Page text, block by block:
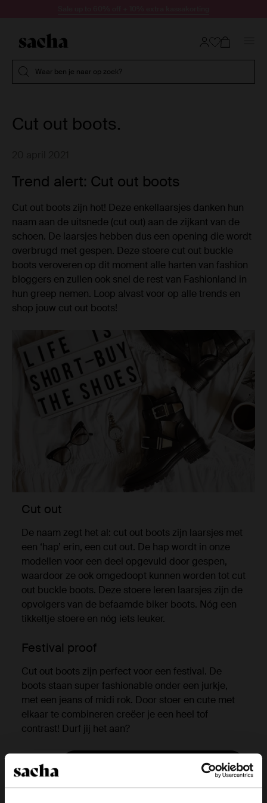
Waar ben je naar op zoek?
Cut out boots.
Trend alert: Cut out boots
Cut out boots zijn hot! Deze enkellaarsjes danken hun
naam aan de uitsnede (cut out) aan de zijkant van de
schoen. De laarsjes hebben dus een opening die wordt
overbrugd met gespen. Deze stoere cut out buckle
boots veroveren op dit moment alle harten van fashion
bloggers en zullen ook snel de rest van Fashionland in
hun greep nemen. Loop alvast voor op alle trends en
shop jouw cut out boots!
Cut out
De naam zegt het al: cut out boots zijn laarsjes met
een ‘hap’ erin, een cut out. De hap wordt in onze
modellen voor een deel opgevuld door gespen,
waardoor ze ook omgedoopt kunnen worden tot cut
out buckle boots. Deze stoere leren laarsjes zijn de
opvolgers van de befaamde biker boots. Nóg een
tikkeltje stoere en nóg iets leuker.
Festival proof
Cut out boots zijn perfect voor een festival. De
boots staan super fashionable onder een jurkje,
met een jeans of midi rok. Door stoer en cute met
elkaar te combineren creëer je een heel tof
contrast! Durf jij het aan?
Bekijk alle cut out boots